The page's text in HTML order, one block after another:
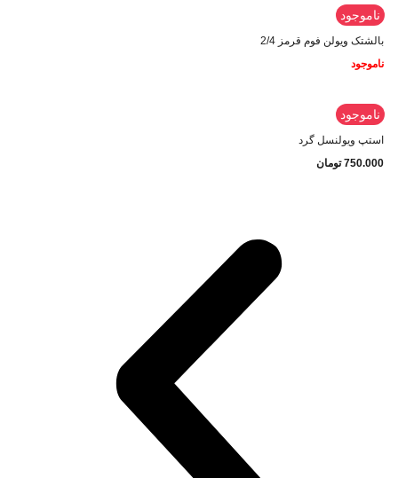
ناموجود
بالشتک ویولن فوم قرمز 2/4
ناموجود
ناموجود
استپ ویولنسل گرد
750.000 تومان